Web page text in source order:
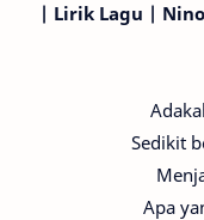
| Lirik Lagu |
Sedikit
Apa